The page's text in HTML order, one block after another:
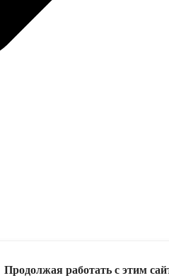
Продолжая работать с этим